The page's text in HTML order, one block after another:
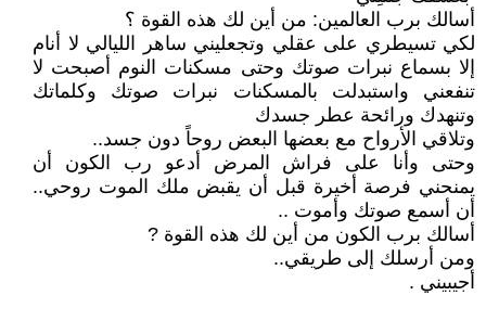
‏أسالك برب العالمين: من أين لك هذه القوة ؟
‏لكي تسيطري على عقلي وتجعليني ساهر الليالي لا أنام
إلا بسماع نبرات صوتك وحتى مسكنات النوم أصبحت لا
تنفعني واستبدلت بالمسكنات نبرات صوتك وكلماتك
وتنهدك ورائحة عطر جسدك
‏وتلاقي الأرواح مع بعضها البعض روحاً دون جسد..
‏وحتى وأنا على فراش المرض أدعو رب الكون أن
يمنحني فرصة أخيرة قبل أن يقبض ملك الموت روحي..
أن أسمع صوتك وأموت ..
‏أسالك برب الكون من أين لك هذه القوة ?
‏ومن أرسلك إلى طريقي..
‏أجيبيني .